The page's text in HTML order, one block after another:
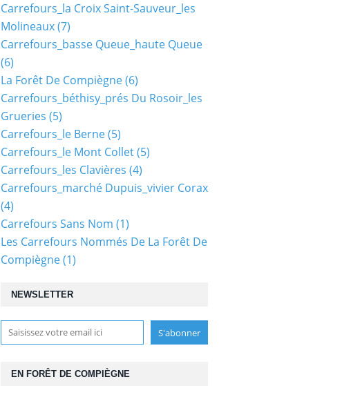
NEWSLETTER
EN FORÊT DE COMPIÈGNE
Carrefours_la Croix Saint-Sauveur_les
Molineaux(7)
Carrefours_basse Queue_haute Queue
(6)
La Forêt De Compiègne(6)
Carrefours_béthisy_prés Du Rosoir_les
Grueries (5)
Carrefours_le Berne(5)
Carrefours_le Mont Collet(5)
Carrefours_les Clavières (4)
Carrefours_marché Dupuis_vivier Corax
(4)
Carrefours Sans Nom (1)
Les Carrefours Nommés De La Forêt De
Compiègne(1)